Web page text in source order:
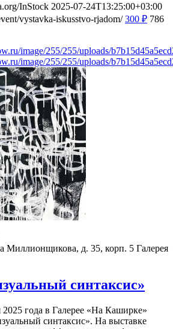
InStock 2025-07-24T13:25:00+03:00
vystavka-iskusstvo-rjadom/ 300 ₽ 786
image/255/255/uploads/
image/255/255/uploads/
Миллионщикова, д. 35, корп. 5 Галерея
синтаксис»
года в Галерее «На Каширке»
синтаксис». На выставке